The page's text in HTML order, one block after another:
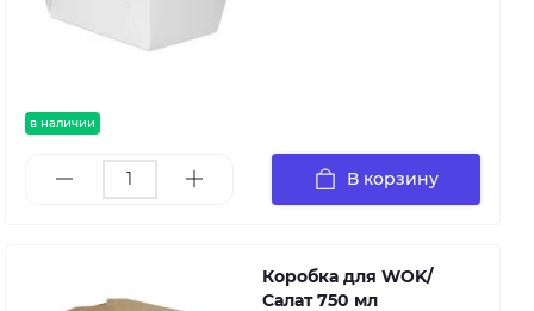
в наличии
В корзину
Коробка для WOK/
Салат 750 мл